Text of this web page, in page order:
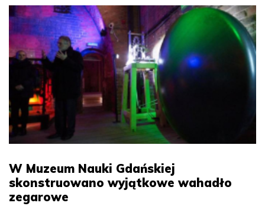
W Muzeum Nauki Gdańskiej
skonstruowano wyjątkowe wahadło
zegarowe